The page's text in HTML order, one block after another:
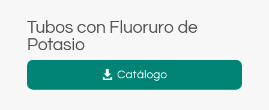
Tubos con Fluoruro de
Potasio
Catálogo